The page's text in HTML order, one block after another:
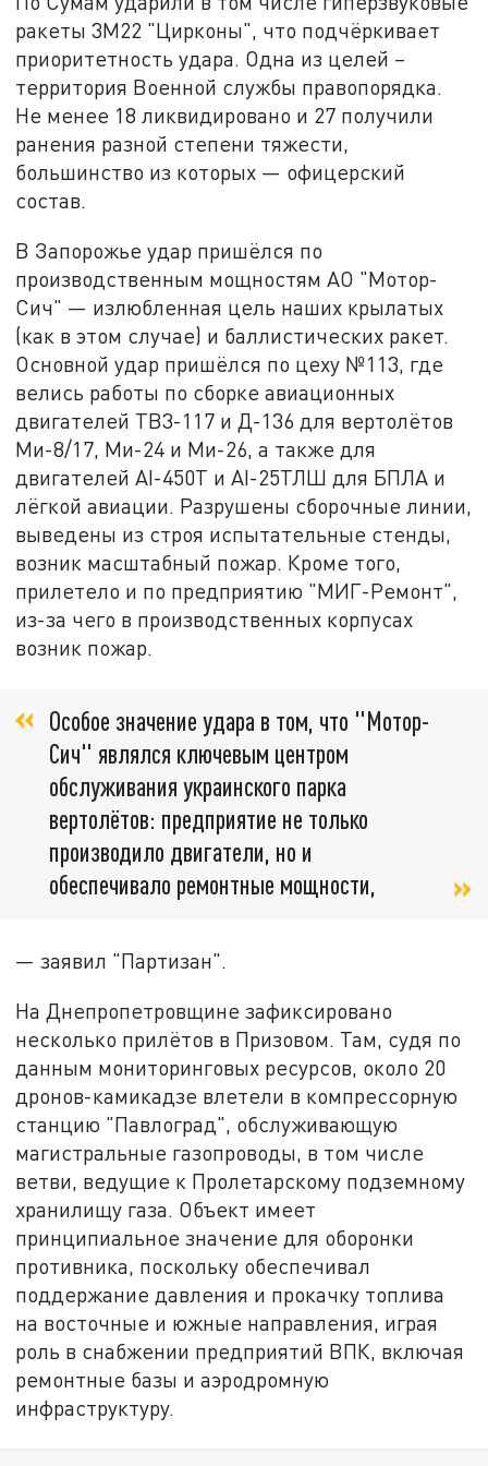
ракеты 3М22 "Цирконы", что подчёркивает
приоритетность удара. Одна из целей –
территория Военной службы правопорядка.
Не менее 18 ликвидировано и 27 получили
ранения разной степени тяжести,
большинство из которых — офицерский
состав.
В Запорожье удар пришёлся по
производственным мощностям АО "Мотор-
Сич" — излюбленная цель наших крылатых
(как в этом случае) и баллистических ракет.
Основной удар пришёлся по цеху №113, где
велись работы по сборке авиационных
двигателей ТВ3-117 и Д-136 для вертолётов
Ми-8/17, Ми-24 и Ми-26, а также для
двигателей AI-450T и AI-25ТЛШ для БПЛА и
лёгкой авиации. Разрушены сборочные линии,
выведены из строя испытательные стенды,
возник масштабный пожар. Кроме того,
прилетело и по предприятию "МИГ-Ремонт",
из-за чего в производственных корпусах
возник пожар.
Особое значение удара в том, что "Мотор-
Сич" являлся ключевым центром
обслуживания украинского парка
вертолётов: предприятие не только
производило двигатели, но и
обеспечивало ремонтные мощности,
— заявил "Партизан".
На Днепропетровщине зафиксировано
несколько прилётов в Призовом. Там, судя по
данным мониторинговых ресурсов, около 20
дронов-камикадзе влетели в компрессорную
станцию "Павлоград", обслуживающую
магистральные газопроводы, в том числе
ветви, ведущие к Пролетарскому подземному
хранилищу газа. Объект имеет
принципиальное значение для оборонки
противника, поскольку обеспечивал
поддержание давления и прокачку топлива
на восточные и южные направления, играя
роль в снабжении предприятий ВПК, включая
ремонтные базы и аэродромную
инфраструктуру.